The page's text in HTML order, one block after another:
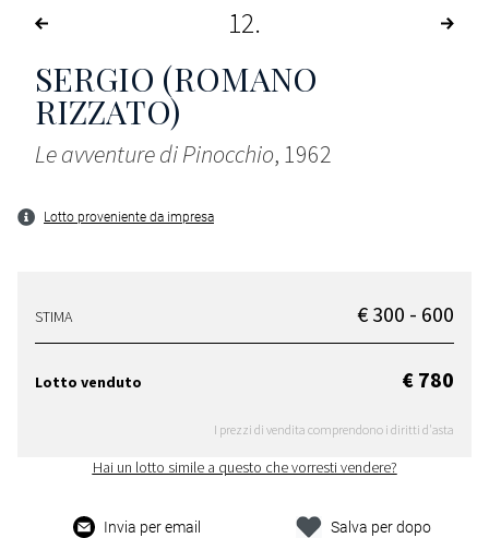
12
SERGIO (ROMANO
RIZZATO)
Le avventure di Pinocchio, 1962
Lotto proveniente da impresa
STIMA € 300 - 600
Lotto venduto € 780
I prezzi di vendita comprendono i diritti d'asta
Hai un lotto simile a questo che vorresti vendere?
Invia per email
Salva per dopo